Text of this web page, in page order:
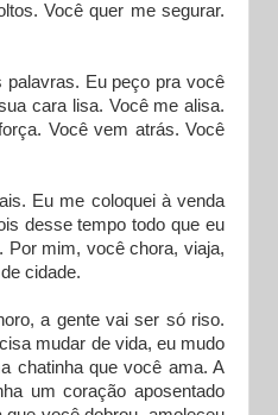
Você quer me segurar.
Eu peço pra você
cara lisa. Você me alisa.
Você vem atrás. Você
Eu me coloquei à venda
desse tempo todo que eu
Por mim, você chora, viaja,
cidade.
a gente vai ser só riso.
mudar de vida, eu mudo
chatinha que você ama. A
um coração aposentado